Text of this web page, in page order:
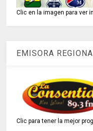
Clic en la imagen para ver
EMISORA
Clic para tener la mejor